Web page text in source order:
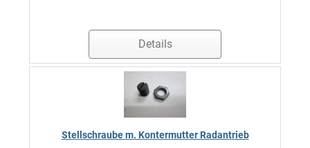
Details
Stellschraube m. Kontermutter Radantrieb